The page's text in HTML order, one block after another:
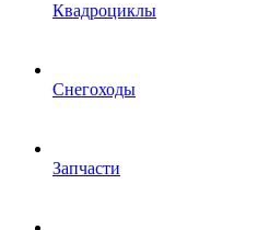
Квадроциклы
Снегоходы
Запчасти